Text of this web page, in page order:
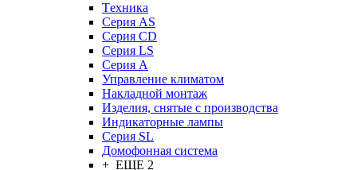
Tехника
Серия AS
Серия CD
Серия LS
Серия A
Управление климатом
Накладной монтаж
Изделия, снятые с производства
Индикаторные лампы
Серия SL
Домофонная система
+ ЕЩЕ 2